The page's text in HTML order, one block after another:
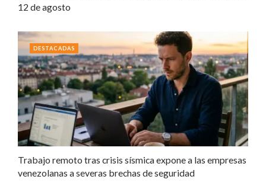
12 de agosto
Trabajo remoto tras crisis sísmica expone a las empresas
venezolanas a severas brechas de seguridad
DESTACADAS